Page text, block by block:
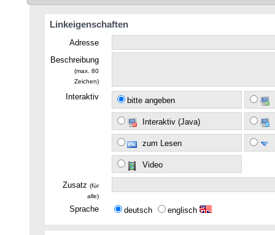
Linkeigenschaften
Adresse
Beschreibung
(max. 80
Zeichen)
Interaktiv bitte angeben
Interaktiv (Java)
zum Lesen
Video
Zusatz (für
alle)
Sprache deutsch englisch